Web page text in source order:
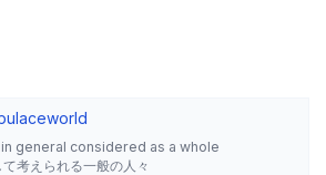
world
general considered as a whole
考えられる一般の人々